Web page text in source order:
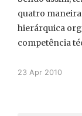
quatro
hierárquica
competência
23 Apr 2010